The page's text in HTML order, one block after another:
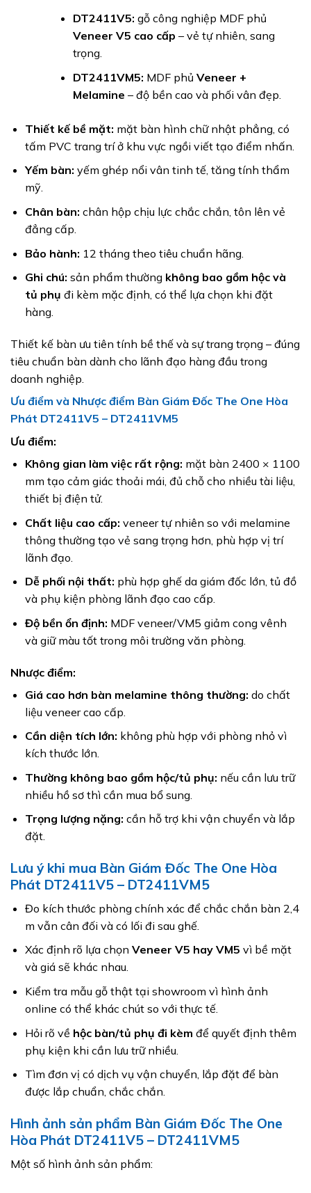
DT2411V5: gỗ công nghiệp MDF phủ
Veneer V5 cao cấp – vẻ tự nhiên, sang
trọng.
DT2411VM5: MDF phủ Veneer +
Melamine – độ bền cao và phối vân đẹp.
Thiết kế bề mặt: mặt bàn hình chữ nhật phẳng, có
tấm PVC trang trí ở khu vực ngồi viết tạo điểm nhấn.
Yếm bàn: yếm ghép nổi vân tinh tế, tăng tính thẩm
mỹ.
Chân bàn: chân hộp chịu lực chắc chắn, tôn lên vẻ
đẳng cấp.
Bảo hành: 12 tháng theo tiêu chuẩn hãng.
Ghi chú: sản phẩm thường không bao gồm hộc và
tủ phụ đi kèm mặc định, có thể lựa chọn khi đặt
hàng.
Thiết kế bàn ưu tiên tính bề thế và sự trang trọng – đúng
tiêu chuẩn bàn dành cho lãnh đạo hàng đầu trong
doanh nghiệp.
Ưu điểm và Nhược điểm Bàn Giám Đốc The One Hòa
Phát DT2411V5 – DT2411VM5
Ưu điểm:
Không gian làm việc rất rộng: mặt bàn 2400 × 1100
mm tạo cảm giác thoải mái, đủ chỗ cho nhiều tài liệu,
thiết bị điện tử.
Chất liệu cao cấp: veneer tự nhiên so với melamine
thông thường tạo vẻ sang trọng hơn, phù hợp vị trí
lãnh đạo.
Dễ phối nội thất: phù hợp ghế da giám đốc lớn, tủ đồ
và phụ kiện phòng lãnh đạo cao cấp.
Độ bền ổn định: MDF veneer/VM5 giảm cong vênh
và giữ màu tốt trong môi trường văn phòng.
Nhược điểm:
Giá cao hơn bàn melamine thông thường: do chất
liệu veneer cao cấp.
Cần diện tích lớn: không phù hợp với phòng nhỏ vì
kích thước lớn.
Thường không bao gồm hộc/tủ phụ: nếu cần lưu trữ
nhiều hồ sơ thì cần mua bổ sung.
Trọng lượng nặng: cần hỗ trợ khi vận chuyển và lắp
đặt.
Lưu ý khi mua Bàn Giám Đốc The One Hòa
Phát DT2411V5 – DT2411VM5
Đo kích thước phòng chính xác để chắc chắn bàn 2,4
m vẫn cân đối và có lối đi sau ghế.
Xác định rõ lựa chọn Veneer V5 hay VM5 vì bề mặt
và giá sẽ khác nhau.
Kiểm tra mẫu gỗ thật tại showroom vì hình ảnh
online có thể khác chút so với thực tế.
Hỏi rõ về hộc bàn/tủ phụ đi kèm để quyết định thêm
phụ kiện khi cần lưu trữ nhiều.
Tìm đơn vị có dịch vụ vận chuyển, lắp đặt để bàn
được lắp chuẩn, chắc chắn.
Hình ảnh sản phẩm Bàn Giám Đốc The One
Hòa Phát DT2411V5 – DT2411VM5
Một số hình ảnh sản phẩm: